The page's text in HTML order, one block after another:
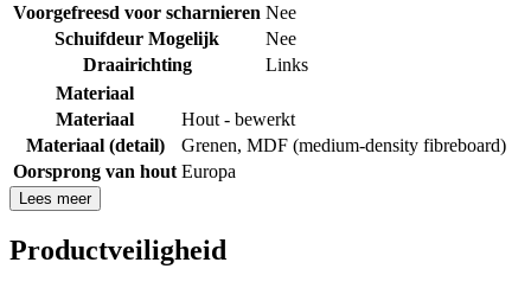
Voorgefreesd voor scharnieren Nee
Schuifdeur Mogelijk
Nee
Draairichting
Links
Materiaal
Materiaal
Hout - bewerkt
Materiaal (detail)
Grenen, MDF (medium-density fibreboard)
Oorsprong van hout Europa
Lees meer
Productveiligheid